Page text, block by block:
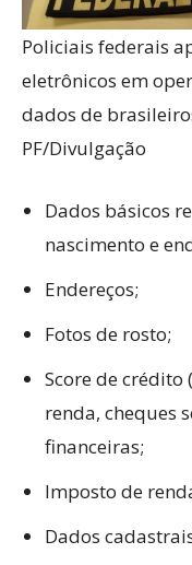
Policiais federais
eletrônicos em
dados de
PF/Divulgação
Dados básicos
nascimento e
Endereços;
Fotos de rosto;
Score de crédito
renda, cheques
financeiras;
Imposto de
Dados